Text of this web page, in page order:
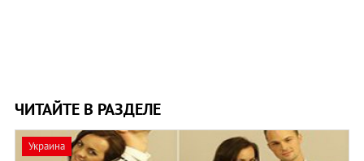
ЧИТАЙТЕ В РАЗДЕЛЕ
Украина